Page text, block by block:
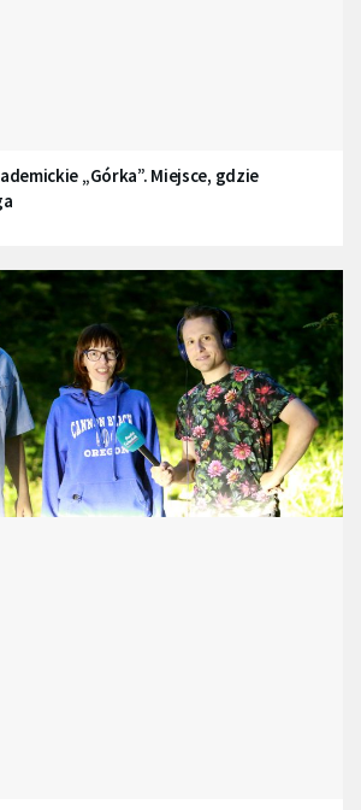
„Górka”. Miejsce, gdzie